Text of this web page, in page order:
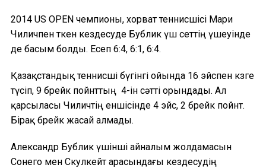
2014 US OPEN чемпионы, хорват теннисшісі Мари
Чиличпен өткен кездесуде Бублик үш сеттің үшеуінде
де басым болды. Есеп 6:4, 6:1, 6:4.
Қазақстандық теннисші бүгінгі ойында 16 эйспен көзге
түсіп, 9 брейк пойнттың 4-ін сәтті орындады. Ал
қарсыласы Чиличтің еншісінде 4 эйс, 2 брейк пойнт.
Бірақ брейк жасай алмады.
Александр Бублик үшінші айналым жолдамасын
Сонего мен Скулкейт арасындағы кездесудің